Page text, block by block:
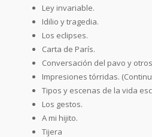
Ley invariable.
Idilio y tragedia.
Los eclipses.
Carta de París.
Conversación del pavo y
Impresiones tórridas.
Tipos y escenas de la vida
Los gestos.
A mi hijito.
Tijera